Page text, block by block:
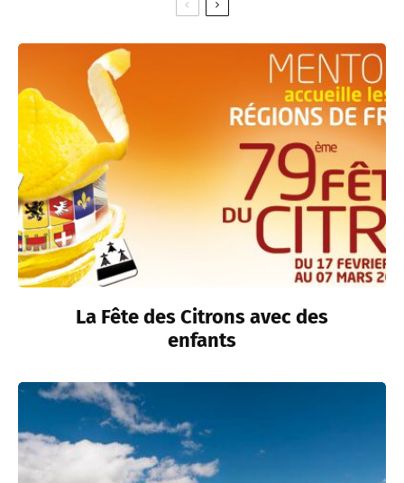
La Fête des Citrons avec des
enfants